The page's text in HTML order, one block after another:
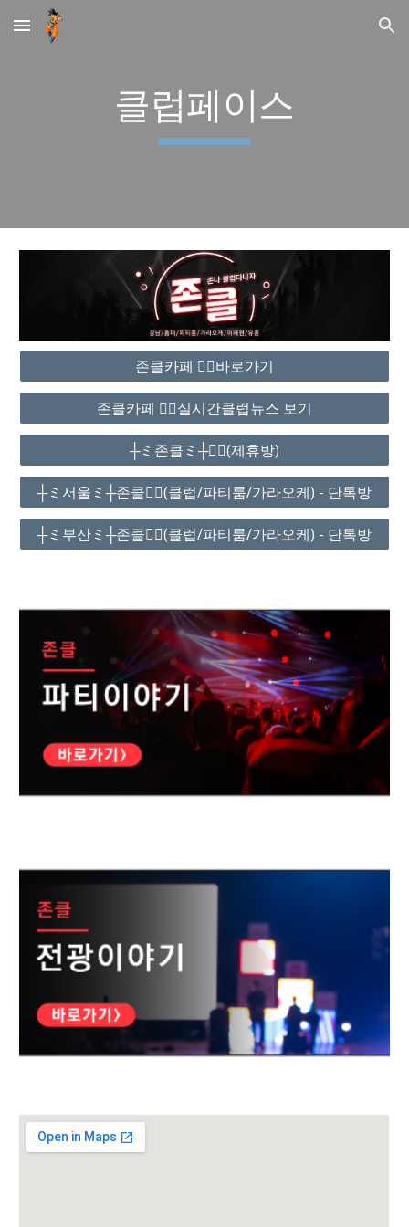
Skip to main content Skip to navigation
클럽페이스
존클카페 ❤️‍🔥바로가기
존클카페 ❤️‍🔥실시간클럽뉴스 보기
┼ミ존클ミ┼❤️‍🔥(제휴방)
┼ミ서울ミ┼존클❤️‍🔥(클럽/파티룸/가라오케) - 단톡방
┼ミ부산ミ┼존클❤️‍🔥(클럽/파티룸/가라오케) - 단톡방